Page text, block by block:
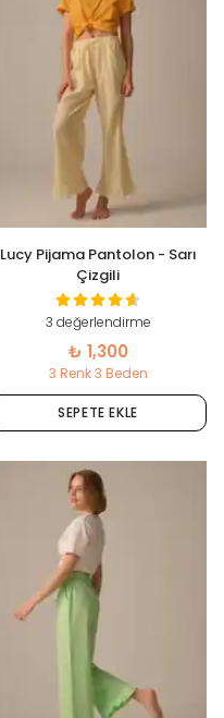
Lucy Pijama Pantolon - Sarı
Çizgili
3 değerlendirme
₺ 1,300
3 Renk 3 Beden
SEPETE EKLE